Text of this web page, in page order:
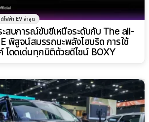
ไฟฟ้า EV ล่าสุด
สบการณ์ขับขี่เหนือระดับกับ The all-
พิสูจน์สมรรถนะพลังไฮบริด การใช้
โดดเด่นทุกมิติด้วยดีไซน์ BOXY